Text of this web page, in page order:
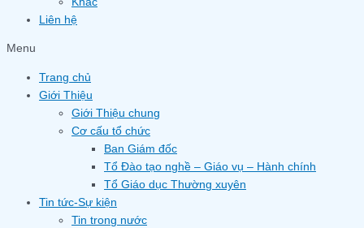
Liên hệ
Menu
Trang chủ
Giới Thiệu
Giới Thiệu chung
Cơ cấu tổ chức
Ban Giám đốc
Tổ Đào tạo nghề – Giáo vụ – Hành chính
Tổ Giáo dục Thường xuyên
Tin tức-Sự kiện
Tin trong nước